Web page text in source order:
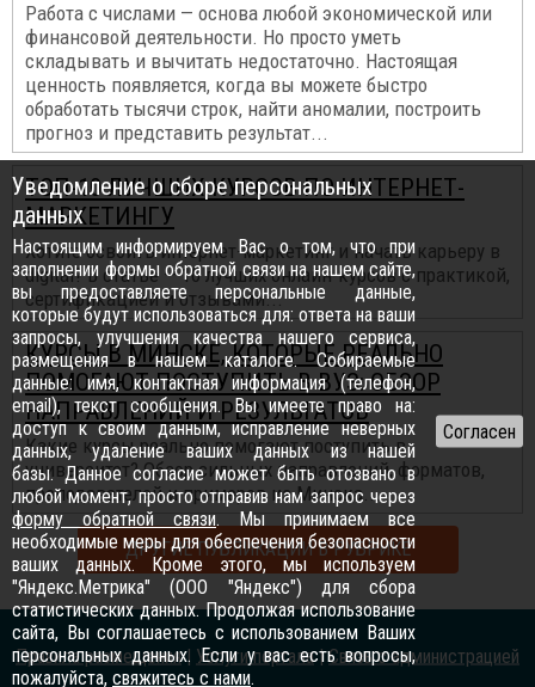
Работа с числами — основа любой экономической или
финансовой деятельности. Но просто уметь
складывать и вычитать недостаточно. Настоящая
ценность появляется, когда вы можете быстро
обработать тысячи строк, найти аномалии, построить
прогноз и представить результат...
ТОП-10 ЛУЧШИХ КУРСОВ ПО ИНТЕРНЕТ-
МАРКЕТИНГУ
Хотите освоить интернет-маркетинг и начать карьеру в
digital? В статье — 10 лучших онлайн-курсов с практикой,
сертификацией и отзывами...
КУРСЫ В МИНСКЕ, КОТОРЫЕ РЕАЛЬНО
ПОМОГАЮТ ПОСТУПИТЬ В ВУЗ: ОБЗОР
НАПРАВЛЕНИЙ И РЕЗУЛЬТАТОВ
Какие курсы реально помогают поступить в
университет? Обзор сильных направлений, форматов,
преподавателей и примеров из Минска...
ДРУГИЕ ПУБЛИКАЦИИ В РУБРИКЕ
Правила размещения| Услуги портала|Связь с администрацией
Уведомление о сборе персональных
данных
Настоящим информируем Вас о том, что при
заполнении формы обратной связи на нашем сайте,
вы предоставляете персональные данные,
которые будут использоваться для: ответа на ваши
запросы, улучшения качества нашего сервиса,
размещения в нашем каталоге. Собираемые
данные: имя, контактная информация (телефон,
email), текст сообщения. Вы имеете право на:
доступ к своим данным, исправление неверных
данных, удаление ваших данных из нашей
базы. Данное согласие может быть отозвано в
любой момент, просто отправив нам запрос через
форму обратной связи. Мы принимаем все
необходимые меры для обеспечения безопасности
ваших данных. Кроме этого, мы используем
"Яндекс.Метрика" (ООО "Яндекс") для сбора
статистических данных. Продолжая использование
сайта, Вы соглашаетесь с использованием Ваших
персональных данных. Если у вас есть вопросы,
пожалуйста, свяжитесь с нами.